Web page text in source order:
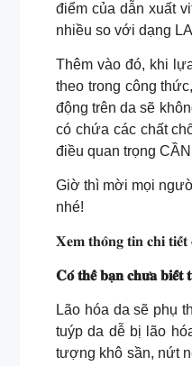
điểm của dẫn xuất
nhiều so với dạng
Thêm vào đó, khi
theo trong công
động trên da sẽ
có chứa các chất
điều quan trọng
Giờ thì mời mọi
nhé!
𝐗𝐞𝐦 𝐭𝐡𝐨̂𝐧𝐠 𝐭𝐢𝐧 𝐜𝐡𝐢
𝐂𝐨́ 𝐭𝐡𝐞̂̉ 𝐛𝐚̣𝐧 𝐜𝐡𝐮̛𝐚 𝐛𝐢𝐞̂́𝐭
Lão hóa da sẽ phụ
tuýp da dễ bị lão
tượng khô sần, nứt